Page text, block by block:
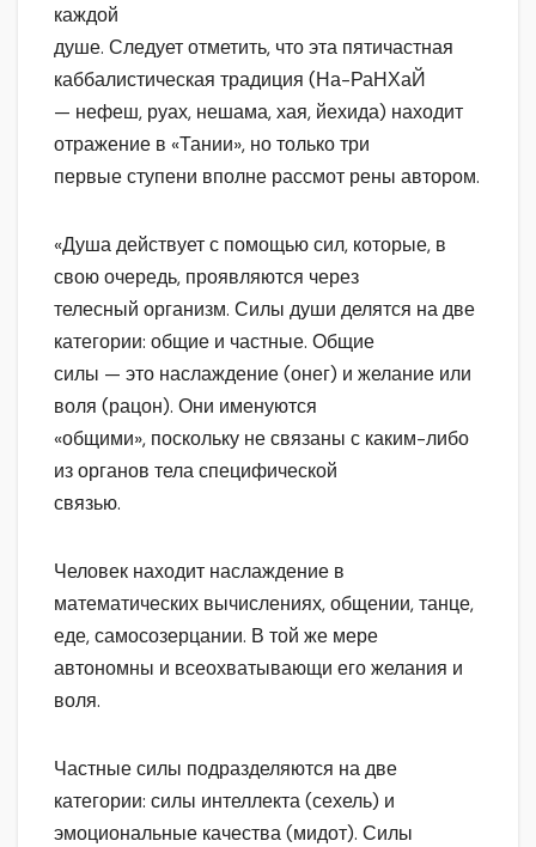
каждой
душе. Следует отметить, что эта пятичастная
каббалистическая традиция (На-РаНХаЙ
— нефеш, руах, нешама, хая, йехида) находит
отражение в «Тании», но только три
первые ступени вполне рассмот рены автором.
«Душа действует с помощью сил, которые, в
свою очередь, проявляются через
телесный организм. Силы души делятся на две
категории: общие и частные. Общие
силы — это наслаждение (онег) и желание или
воля (рацон). Они именуются
«общими», поскольку не связаны с каким-либо
из органов тела специфической
связью.
Человек находит наслаждение в
математических вычислениях, общении, танце,
еде, самосозерцании. В той же мере
автономны и всеохватывающи его желания и
воля.
Частные силы подразделяются на две
категории: силы интеллекта (сехель) и
эмоциональные качества (мидот). Силы